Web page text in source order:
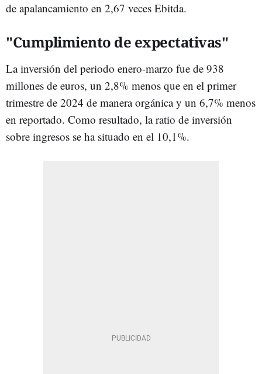
de apalancamiento en 2,67 veces Ebitda.
"Cumplimiento de expectativas"
La inversión del periodo enero-marzo fue de 938
millones de euros, un 2,8% menos que en el primer
trimestre de 2024 de manera orgánica y un 6,7% menos
en reportado. Como resultado, la ratio de inversión
sobre ingresos se ha situado en el 10,1%.